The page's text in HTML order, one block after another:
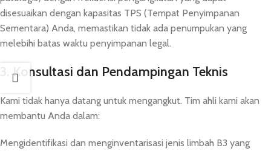
disesuaikan dengan kapasitas TPS (Tempat Penyimpanan
Sementara) Anda, memastikan tidak ada penumpukan yang
melebihi batas waktu penyimpanan legal.
3. Konsultasi dan Pendampingan Teknis
Kami tidak hanya datang untuk mengangkut. Tim ahli kami akan
membantu Anda dalam:
Mengidentifikasi dan menginventarisasi jenis limbah B3 yang